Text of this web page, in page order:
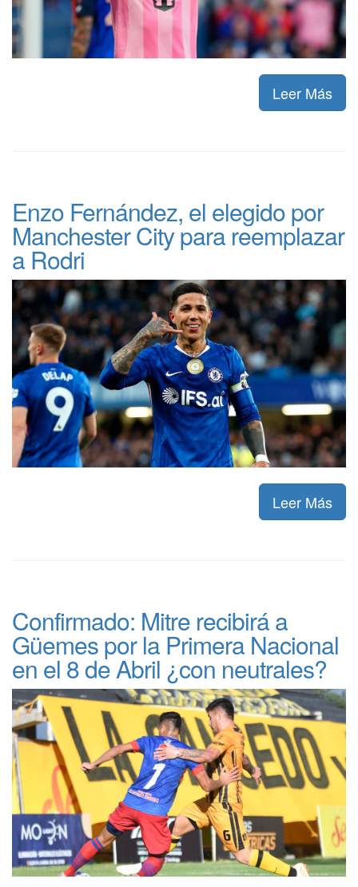
Leer Más
Enzo Fernández, el elegido por
Manchester City para reemplazar
a Rodri
Leer Más
Confirmado: Mitre recibirá a
Güemes por la Primera Nacional
en el 8 de Abril ¿con neutrales?